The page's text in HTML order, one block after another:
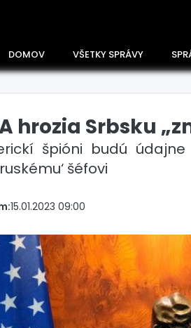
DOMOV VŠETKY SPRÁVY
Slovensko
hrozia Srbsku
špióni budú
šéfovi
15.01.2023 09:00